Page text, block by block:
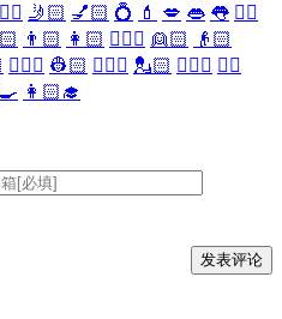
✍🏻 🤳🏻 💅🏻 💍 💄 💋 👄 👅 👂🏻
👨🏻 👩🏻 👱🏻‍♀️ 👱🏻
👴🏻
👷🏻‍♀️ 👷🏻 💂🏻‍♀️ 💂🏻 🕵🏻‍♀️ 🕵🏻
👩🏻‍🎓